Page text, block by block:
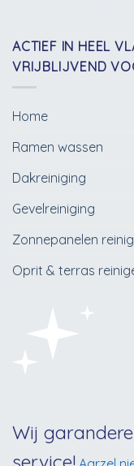
ACTIEF IN HEEL
VRIJBLIJVEND
Home
Ramen wassen
Dakreiniging
Gevelreiniging
Zonnepanelen
Oprit & terras
Wij